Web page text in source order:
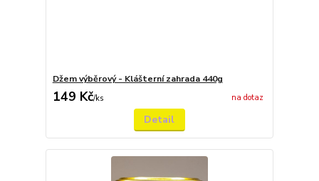
Džem výběrový - Klášterní zahrada 440g
149 Kč/ks na dotaz
Detail